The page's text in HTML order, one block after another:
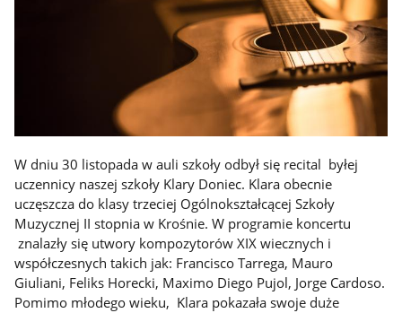
W dniu 30 listopada w auli szkoły odbył się recital byłej
uczennicy naszej szkoły Klary Doniec. Klara obecnie
uczęszcza do klasy trzeciej Ogólnokształcącej Szkoły
Muzycznej II stopnia w Krośnie. W programie koncertu
znalazły się utwory kompozytorów XIX wiecznych i
współczesnych takich jak: Francisco Tarrega, Mauro
Giuliani, Feliks Horecki, Maximo Diego Pujol, Jorge Cardoso.
Pomimo młodego wieku, Klara pokazała swoje duże